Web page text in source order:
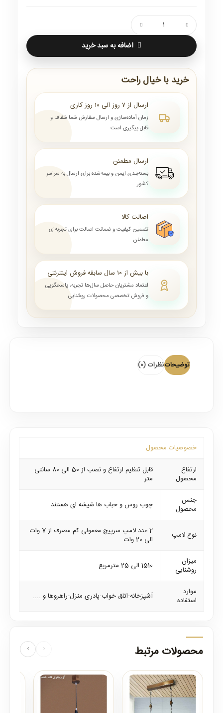
اضافه به سبد خرید
خرید با خیال راحت
ارسال از ۷ روز الی ۱۰ روز کاری
زمان آماده‌سازی و ارسال سفارش شما شفاف و
قابل پیگیری است
ارسال مطمئن
بسته‌بندی ایمن و بیمه‌شده برای ارسال به سراسر
کشور
اصالت کالا
تضمین کیفیت و ضمانت اصالت برای تجربه‌ای
مطمئن
با بیش از ۱۰ سال سابقه فروش اینترنتی
اعتماد مشتریان حاصل سال‌ها تجربه، پاسخگویی
و فروش تخصصی محصولات روشنایی
توضیحاتنظرات (0)
خصوصیات محصول
ارتفاع
محصول
قابل تنظیم ارتفاع و نصب از 50 الی 80 سانتی
متر
جنس
محصول
چوب روس و حباب ها شیشه ای هستند
نوع لامپ
2 عدد لامپ سرپیچ معمولی کم مصرف از 7 وات
الی 20 وات
میزان
روشنایی
1510 الی 25 مترمربع
موارد
استفاده
آشپزخانه-اتاق خواب-پادری منزل-راهروها و ....
محصولات مرتبط ‹
›